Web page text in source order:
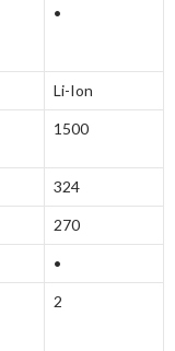
•
Li-Ion
1500
324
270
•
2